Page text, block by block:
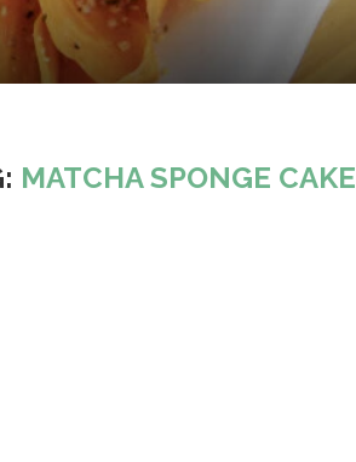
MATCHA SPONGE CAKE